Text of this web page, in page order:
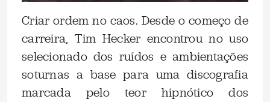
Criar ordem no caos. Desde o começo de
carreira, Tim Hecker encontrou no uso
selecionado dos ruídos e ambientações
soturnas a base para uma discografia
marcada pelo teor hipnótico dos